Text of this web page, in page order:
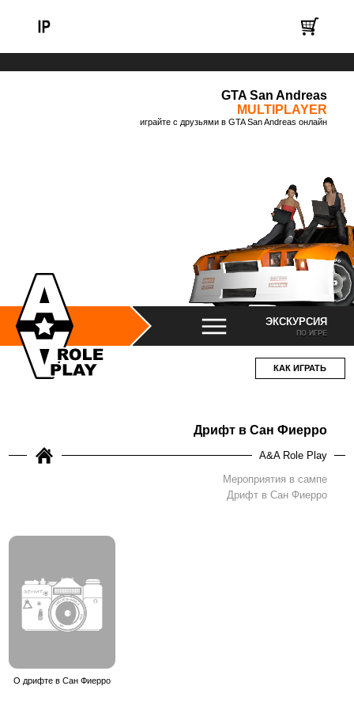
GTA San Andreas
MULTIPLAYER
играйте с друзьями в GTA San Andreas онлайн
ЭКСКУРСИЯ
ПО ИГРЕ
КАК ИГРАТЬ
Дрифт в Сан Фиерро
A&A Role Play
Мероприятия в сампе
Дрифт в Сан Фиерро
О дрифте в Сан Фиерро